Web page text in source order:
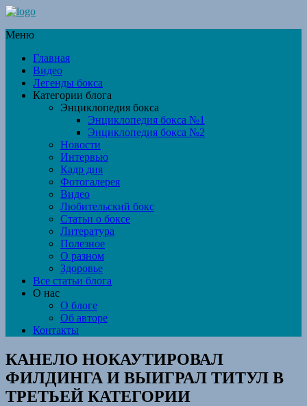
Меню
Главная
Видео
Легенды бокса
Категории блога
Энциклопедия бокса
Энциклопедия бокса №1
Энциклопедия бокса №2
Новости
Интервью
Кадр дня
Фотогалерея
Видео
Любительский бокс
Статьи о боксе
Литература
Полезное
О разном
Здоровье
Все статьи блога
О нас
О блоге
Об авторе
Контакты
КАНЕЛО НОКАУТИРОВАЛ
ФИЛДИНГА И ВЫИГРАЛ ТИТУЛ В
ТРЕТЬЕЙ КАТЕГОРИИ